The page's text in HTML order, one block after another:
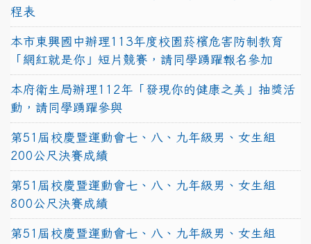
程表
本市東興國中辦理113年度校園菸檳危害防制教育
「網紅就是你」短片競賽，請同學踴躍報名參加
本府衛生局辦理112年「發現你的健康之美」抽獎活
動，請同學踴躍參與
第51屆校慶暨運動會七、八、九年級男、女生組
200公尺決賽成績
第51屆校慶暨運動會七、八、九年級男、女生組
800公尺決賽成績
第51屆校慶暨運動會七、八、九年級男、女生組